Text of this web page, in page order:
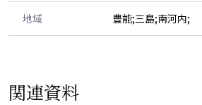
地域 豊能;三島;南河内;
関連資料